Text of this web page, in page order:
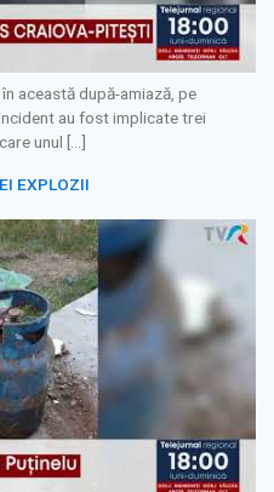
această după-amiază, pe
au fost implicate trei
unul […]
EXPLOZII